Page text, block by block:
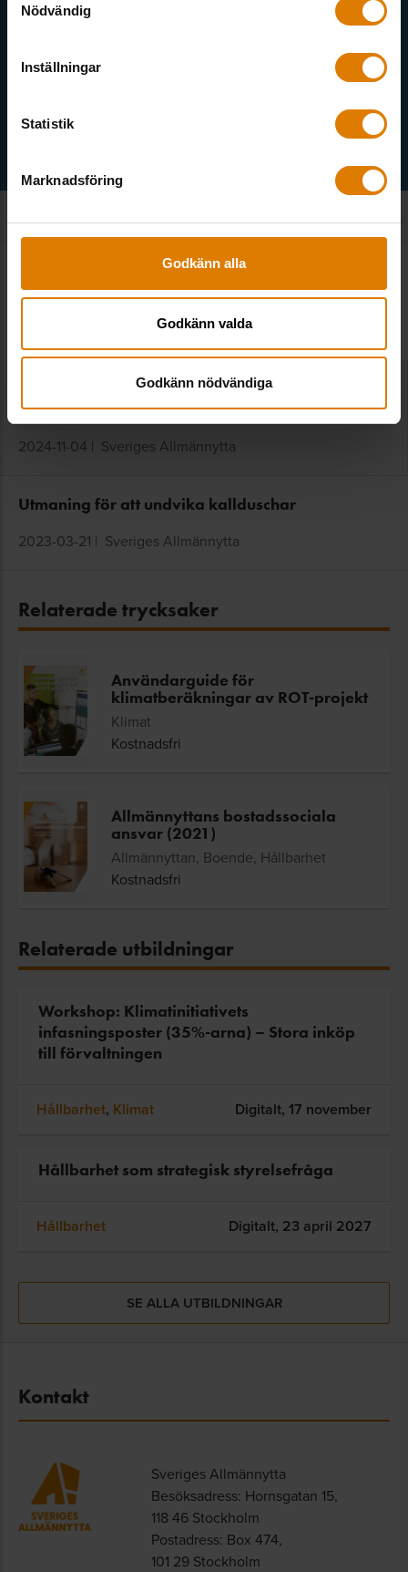
Nödvändig
Inställningar
Statistik
Marknadsföring
Godkänn alla
Godkänn valda
Godkänn nödvändiga
Gröna nyhetsbrevet
Fler notiser SE ALLA NOTISER
Sveriges Allmännytta på Smart City Expo för att
främja energigemenskaper
2024-11-04
Sveriges Allmännytta
Utmaning för att undvika kallduschar
2023-03-21 | Sveriges Allmännytta
Relaterade trycksaker
Användarguide för
klimatberäkningar av ROT-projekt
Klimat
Kostnadsfri
Allmännyttans bostadssociala
ansvar (2021)
Allmännyttan, Boende, Hållbarhet
Kostnadsfri
Relaterade utbildningar
Workshop: Klimatinitiativets
infasningsposter (35%-arna) – Stora inköp
till förvaltningen
Hållbarhet, Klimat Digitalt, 17 november
Hållbarhet som strategisk styrelsefråga
Hållbarhet Digitalt, 23 april 2027
SE ALLA UTBILDNINGAR
Kontakt
Sveriges Allmännytta
Besöksadress: Hornsgatan 15,
118 46 Stockholm
Postadress: Box 474,
101 29 Stockholm